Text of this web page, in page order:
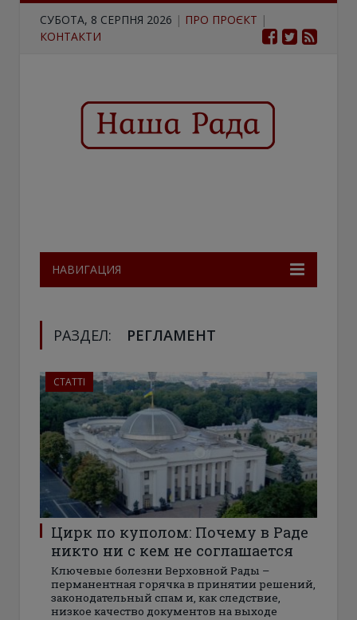
СУБОТА, 8 СЕРПНЯ 2026 | ПРО ПРОЄКТ |
КОНТАКТИ
НАВИГАЦИЯ
РАЗДЕЛ: РЕГЛАМЕНТ
СТАТТІ
Цирк по куполом: Почему в Раде
никто ни с кем не соглашается
Ключевые болезни Верховной Рады –
перманентная горячка в принятии решений,
законодательный спам и, как следствие,
низкое качество документов на выходе